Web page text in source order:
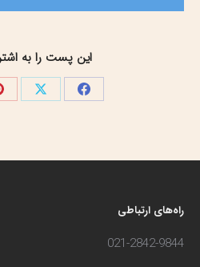
این پست را به
اشتراک اشتراک
راه‌های ارتباطی
021-2842-9844